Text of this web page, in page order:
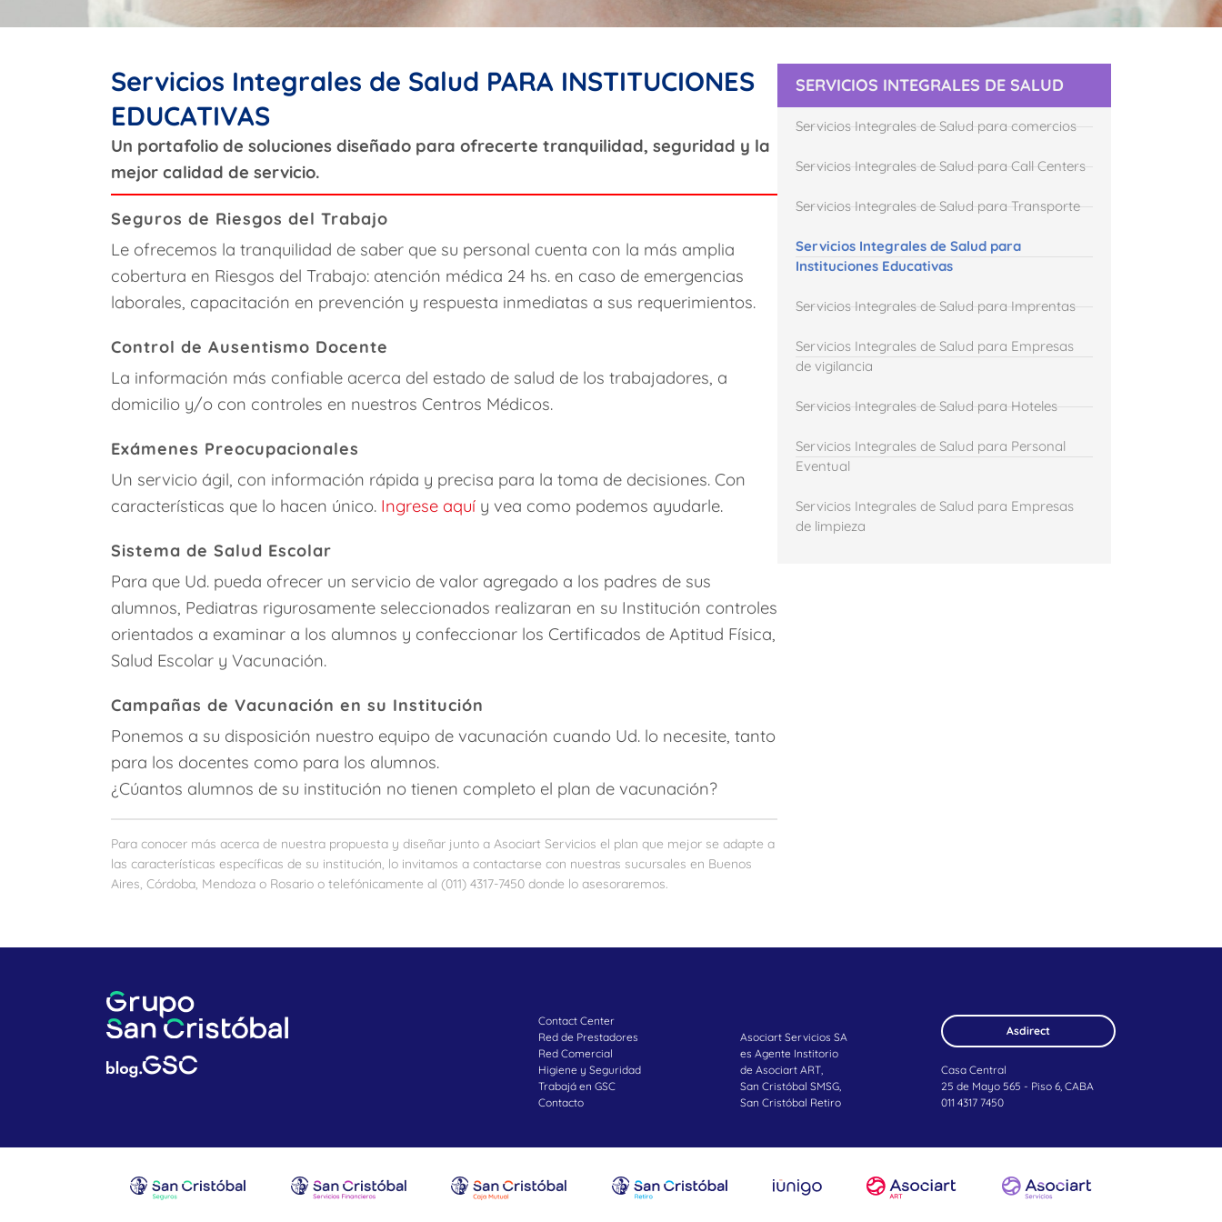
Servicios Integrales de Salud PARA INSTITUCIONES
EDUCATIVAS
Un portafolio de soluciones diseñado para ofrecerte tranquilidad, seguridad y la
mejor calidad de servicio.
Seguros de Riesgos del Trabajo
Le ofrecemos la tranquilidad de saber que su personal cuenta con la más amplia
cobertura en Riesgos del Trabajo: atención médica 24 hs. en caso de emergencias
laborales, capacitación en prevención y respuesta inmediatas a sus requerimientos.
Control de Ausentismo Docente
La información más confiable acerca del estado de salud de los trabajadores, a
domicilio y/o con controles en nuestros Centros Médicos.
Exámenes Preocupacionales
Un servicio ágil, con información rápida y precisa para la toma de decisiones. Con
características que lo hacen único. Ingrese aquí y vea como podemos ayudarle.
Sistema de Salud Escolar
Para que Ud. pueda ofrecer un servicio de valor agregado a los padres de sus
alumnos, Pediatras rigurosamente seleccionados realizaran en su Institución controles
orientados a examinar a los alumnos y confeccionar los Certificados de Aptitud Física,
Salud Escolar y Vacunación.
Campañas de Vacunación en su Institución
Ponemos a su disposición nuestro equipo de vacunación cuando Ud. lo necesite, tanto
para los docentes como para los alumnos.
¿Cúantos alumnos de su institución no tienen completo el plan de vacunación?
Para conocer más acerca de nuestra propuesta y diseñar junto a Asociart Servicios el plan que mejor se adapte a
las características específicas de su institución, lo invitamos a contactarse con nuestras sucursales en Buenos
Aires, Córdoba, Mendoza o Rosario o telefónicamente al (011) 4317-7450 donde lo asesoraremos.
SERVICIOS INTEGRALES DE SALUD
Servicios Integrales de Salud para comercios
Servicios Integrales de Salud para Call Centers
Servicios Integrales de Salud para Transporte
Servicios Integrales de Salud para
Instituciones Educativas
Servicios Integrales de Salud para Imprentas
Servicios Integrales de Salud para Empresas
de vigilancia
Servicios Integrales de Salud para Hoteles
Servicios Integrales de Salud para Personal
Eventual
Servicios Integrales de Salud para Empresas
de limpieza
Contact Center
Red de Prestadores
Red Comercial
Higiene y Seguridad
Trabajá en GSC
Contacto
Asociart Servicios SA
es Agente Institorio
de Asociart ART,
San Cristóbal SMSG,
San Cristóbal Retiro
Casa Central
25 de Mayo 565 - Piso 6, CABA
011 4317 7450
Asdirect